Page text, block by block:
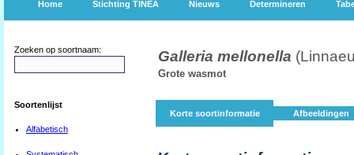
Home Stichting TINEA Nieuws Determineren
Zoeken op soortnaam:
Soortenlijst
Alfabetisch
Galleria mellonella
Grote wasmot
Korte soortinformatie Afbeeldingen